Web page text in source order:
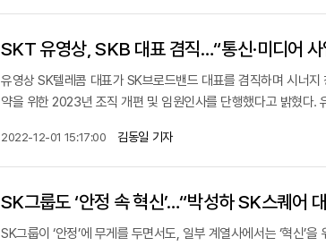
SKT 유영상, SKB 대표 겸직…“통신·미디어
유영상 SK텔레콤 대표가 SK브로드밴드 대표를 겸직하며 시너
약을 위한 2023년 조직 개편 및 임원인사를 단행했다고 밝혔다.
2022-12-01 15:17:00 김동일 기자
SK그룹도 ‘안정 속 혁신’…“박성하 SK스퀘어
SK그룹이 ‘안정’에 무게를 두면서도, 일부 계열사에서는 ‘혁신’